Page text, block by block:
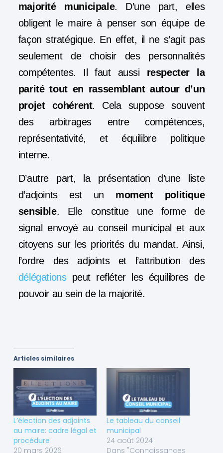
majorité municipale. D’une part, elles
obligent le maire à penser son équipe de
façon stratégique. En effet, il ne s’agit pas
seulement de choisir des personnalités
compétentes. Il faut aussi respecter la
parité tout en rassemblant autour d’un
projet cohérent. Cela suppose souvent
des arbitrages entre compétences,
représentativité, et équilibre politique
interne.
D’autre part, la présentation d’une liste
d’adjoints est un moment politique
sensible. Elle constitue une forme de
signal envoyé au conseil municipal et aux
citoyens sur les priorités du mandat. Ainsi,
l’ordre des adjoints et l’attribution des
délégationspeut refléter les équilibres de
pouvoir au sein de la majorité.
Articles similaires
L’élection des adjoints
au maire: cadre légal et
procédure
20 mars 2026
Le tableau du conseil
municipal
24 août 2024
Dans "Connaissances